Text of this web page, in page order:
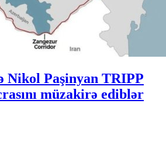
Nikol Paşinyan TRIPP
müzakirə ediblər